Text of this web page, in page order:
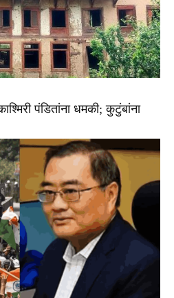
पंडितांना धमकी; कुटुंबांना